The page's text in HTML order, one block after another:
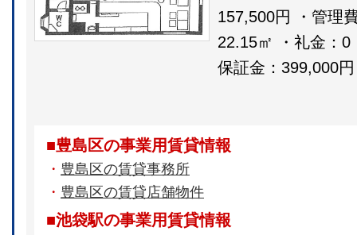
157,500円 ・管理
22.15㎡ ・礼金：
保証金：399,000
■豊島区の事業用賃貸情報
・ 豊島区の賃貸事務所
・ 豊島区の賃貸店舗物件
■池袋駅の事業用賃貸情報